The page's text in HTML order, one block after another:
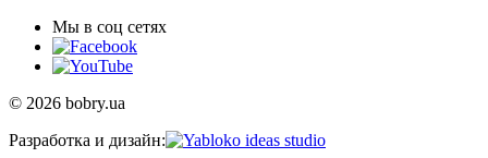
Мы в соц сетях
© 2026 bobry.ua
Разработка и дизайн: